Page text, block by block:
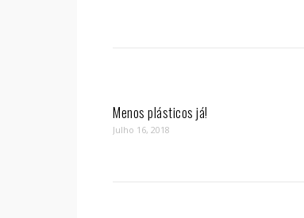
Menos plásticos já!
Julho 16, 2018